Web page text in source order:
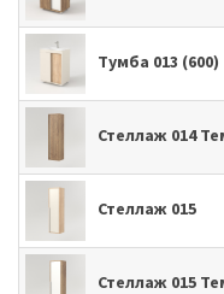
Тумба 013 (600)
Стеллаж 014
Стеллаж 015
Стеллаж 015